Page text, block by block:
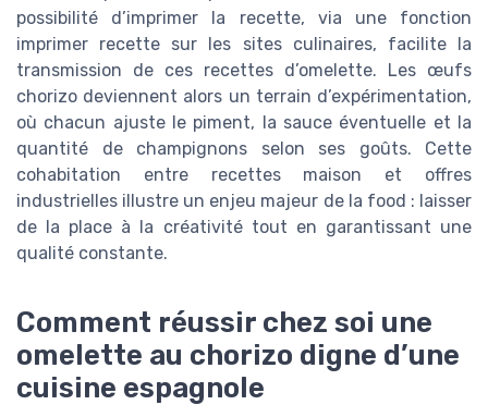
possibilité d’imprimer la recette, via une fonction
imprimer recette sur les sites culinaires, facilite la
transmission de ces recettes d’omelette. Les œufs
chorizo deviennent alors un terrain d’expérimentation,
où chacun ajuste le piment, la sauce éventuelle et la
quantité de champignons selon ses goûts. Cette
cohabitation entre recettes maison et offres
industrielles illustre un enjeu majeur de la food : laisser
de la place à la créativité tout en garantissant une
qualité constante.
Comment réussir chez soi une
omelette au chorizo digne d’une
cuisine espagnole